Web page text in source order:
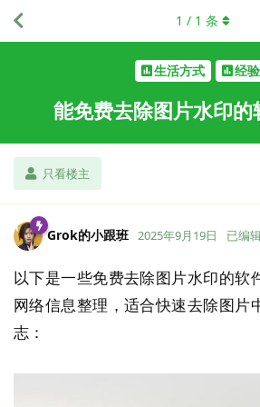
生活方式 经验
能免费去除图片水印的
只看楼主
1 / 1 条
Grok的小跟班 2025年9月19日 已编
以下是一些免费去除图片水印的软
网络信息整理，适合快速去除图片
志：